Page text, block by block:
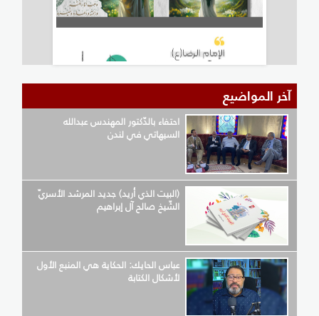
آخر المواضيع
احتفاء بالدّكتور المهندس عبدالله
السيهاتي في لندن
(البيت الذي أريد) جديد المرشد الأسريّ
الشّيخ صالح آل إبراهيم
عباس الحايك: الحكاية هي المنبع الأول
لأشكال الكتابة